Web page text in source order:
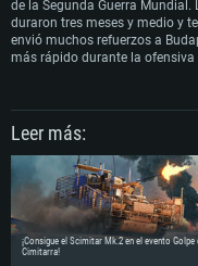
de la Segunda Guerra
duraron tres meses y medio y
envió muchos refuerzos a
más rápido durante la ofensiva
Leer más:
¡Consigue el Scimitar Mk.2 en el evento Golpe
Cimitarra!